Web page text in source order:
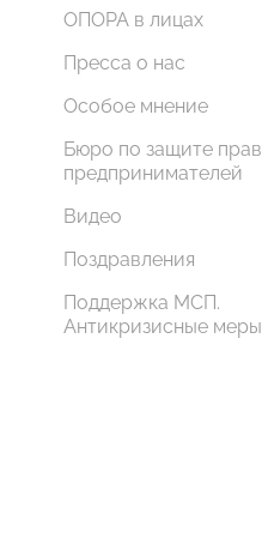
ОПОРА в лицах
Пресса о нас
Особое мнение
Бюро по защите прав
предпринимателей
Видео
Поздравления
Поддержка МСП.
Антикризисные меры